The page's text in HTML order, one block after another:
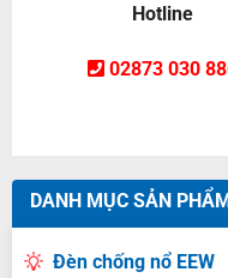
Hotline
02873 030
DANH MỤC SẢN
Đèn chống nổ EEW